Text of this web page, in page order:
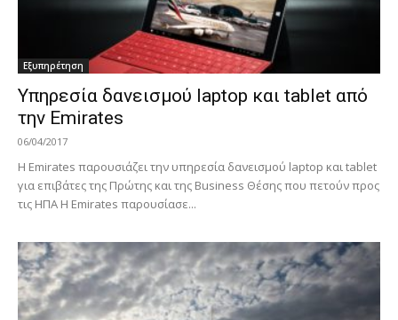
Εξυπηρέτηση
Υπηρεσία δανεισμού laptop και tablet από
την Emirates
06/04/2017
Η Emirates παρουσιάζει την υπηρεσία δανεισμού laptop και tablet
για επιβάτες της Πρώτης και της Business Θέσης που πετούν προς
τις ΗΠΑ Η Emirates παρουσίασε...